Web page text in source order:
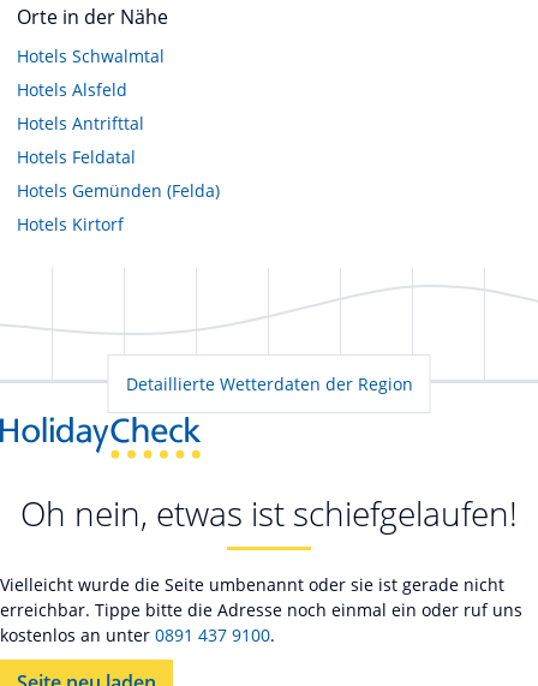
Orte in der Nähe
Hotels Schwalmtal
Hotels Alsfeld
Hotels Antrifttal
Hotels Feldatal
Hotels Gemünden (Felda)
Hotels Kirtorf
Detaillierte Wetterdaten der Region
Oh nein, etwas ist schiefgelaufen!
Vielleicht wurde die Seite umbenannt oder sie ist gerade nicht
erreichbar. Tippe bitte die Adresse noch einmal ein oder ruf uns
kostenlos an unter 0891 437 9100.